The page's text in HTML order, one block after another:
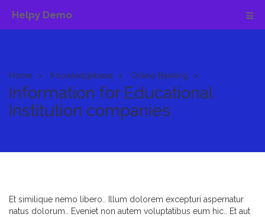
Helpy Demo
Home Knowledgebase Online Banking
Information for Educational
Institution companies
Et similique nemo libero.. Illum dolorem excepturi aspernatur
natus dolorum.. Eveniet non autem voluptatibus eum hic.. Et aut